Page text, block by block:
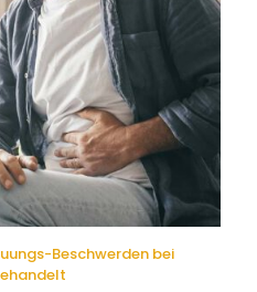
Beschwerden bei